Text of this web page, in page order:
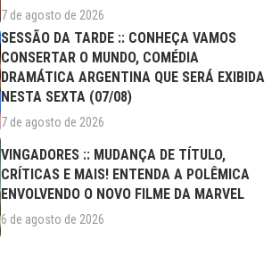
7 de agosto de 2026
SESSÃO DA TARDE :: CONHEÇA VAMOS
CONSERTAR O MUNDO, COMÉDIA
DRAMÁTICA ARGENTINA QUE SERÁ EXIBIDA
NESTA SEXTA (07/08)
7 de agosto de 2026
VINGADORES :: MUDANÇA DE TÍTULO,
CRÍTICAS E MAIS! ENTENDA A POLÊMICA
ENVOLVENDO O NOVO FILME DA MARVEL
6 de agosto de 2026